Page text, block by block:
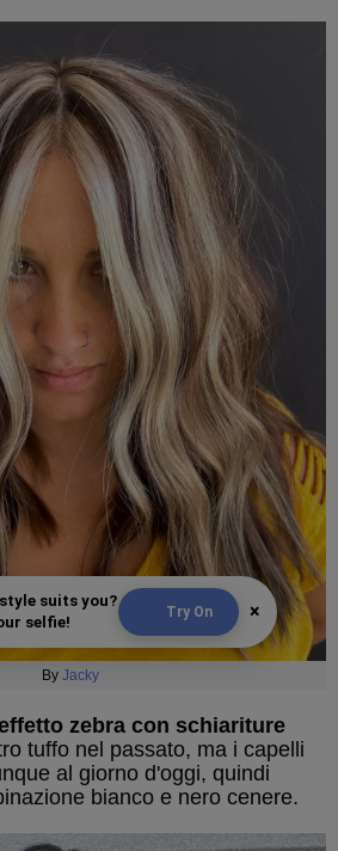
suits you?
selfie!
Try On ×
By Jacky
zebra con schiariture
tuffo nel passato, ma i capelli
al giorno d'oggi, quindi
bianco e nero cenere.